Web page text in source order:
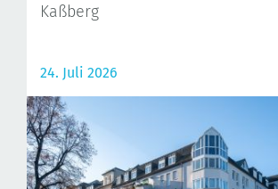
Kaßberg
24. Juli 2026